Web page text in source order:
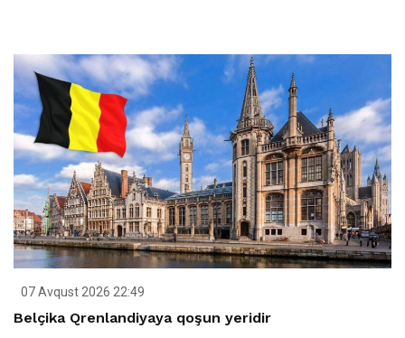
07 Avqust 2026 22:49
Belçika Qrenlandiyaya qoşun yeridir